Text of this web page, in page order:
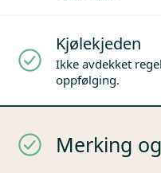
Kjølekjeden
Ikke avdekket
oppfølging.
Merking